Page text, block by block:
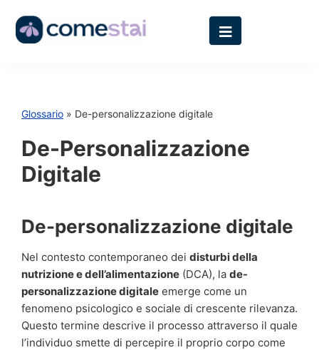
Glossario » De-personalizzazione digitale
De-Personalizzazione
Digitale
De-personalizzazione digitale
Nel contesto contemporaneo dei disturbi della
nutrizione e dell’alimentazione (DCA), la de-
personalizzazione digitale emerge come un
fenomeno psicologico e sociale di crescente rilevanza.
Questo termine descrive il processo attraverso il quale
l’individuo smette di percepire il proprio corpo come